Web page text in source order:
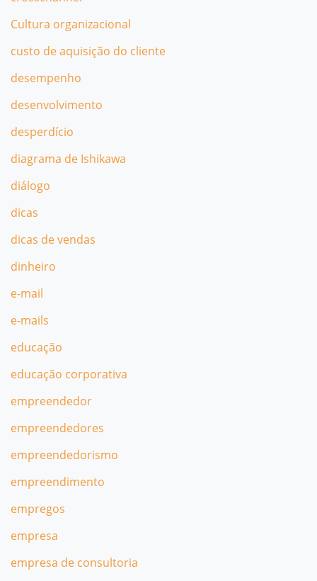
Cultura organizacional
custo de aquisição do cliente
desempenho
desenvolvimento
desperdício
diagrama de Ishikawa
diálogo
dicas
dicas de vendas
dinheiro
e-mail
e-mails
educação
educação corporativa
empreendedor
empreendedores
empreendedorismo
empreendimento
empregos
empresa
empresa de consultoria